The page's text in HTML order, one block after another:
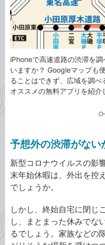
iPhoneで高速道路の渋滞を
いますか？ Googleマップも
ることはできず、広域を調べ
オススメの無料アプリを紹介
予想外の渋滞がない
新型コロナウイルスの影
末年始休暇は、外出を控
でしょうか。
しかし、終始自宅に閉じ
し、まとまった休みでな
るでしょう。家族などの